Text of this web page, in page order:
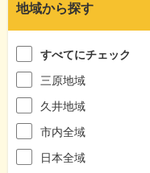
地域から探す
すべてにチェック
三原地域
久井地域
市内全域
日本全域